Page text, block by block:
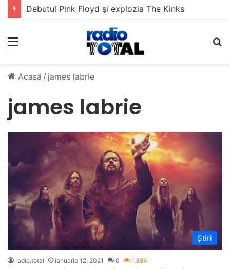
Debutul Pink Floyd și explozia The Kinks
Meniu
Acasă / james labrie
james labrie
Știri
radio.total ianuarie 12, 2021 0 1.394